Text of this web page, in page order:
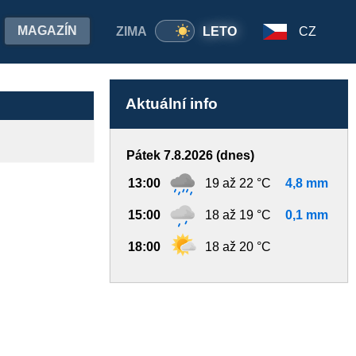
ZIMA LETO
MAGAZÍN CZ
Aktuální info
Pátek 7.8.2026 (dnes)
13:00 19 až 22 °C 4,8 mm
15:00 18 až 19 °C 0,1 mm
18:00 18 až 20 °C